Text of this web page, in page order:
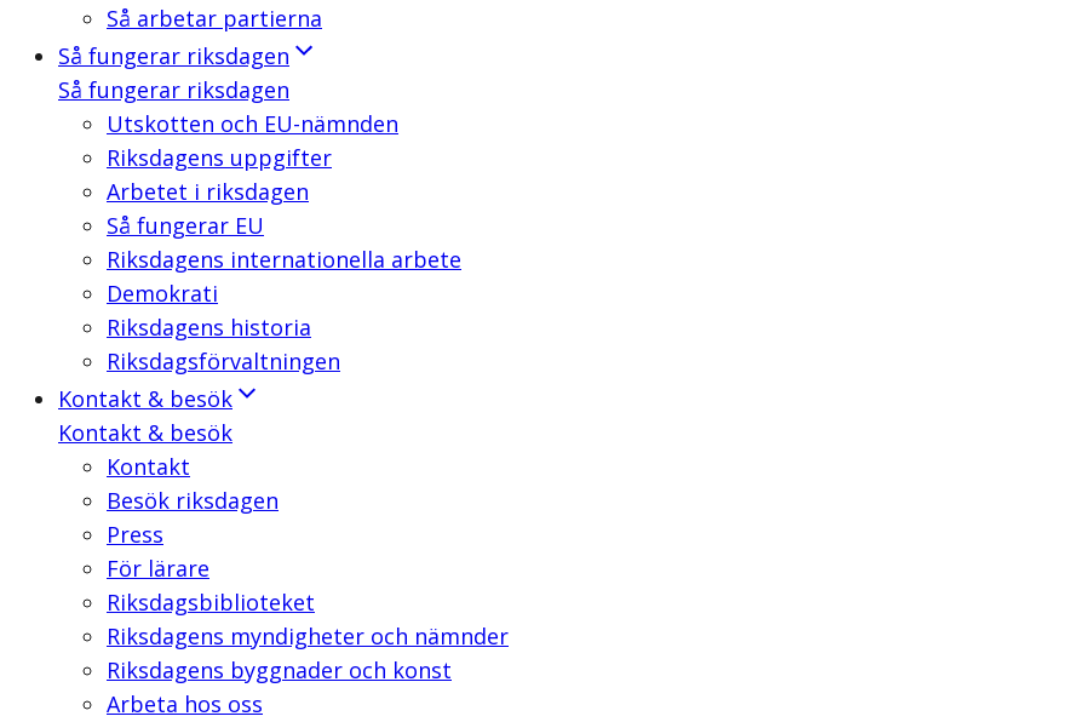
Så arbetar partierna
Så fungerar riksdagen
Så fungerar riksdagen
Utskotten och EU-nämnden
Riksdagens uppgifter
Arbetet i riksdagen
Så fungerar EU
Riksdagens internationella arbete
Demokrati
Riksdagens historia
Riksdagsförvaltningen
Kontakt & besök
Kontakt & besök
Kontakt
Besök riksdagen
Press
För lärare
Riksdagsbiblioteket
Riksdagens myndigheter och nämnder
Riksdagens byggnader och konst
Arbeta hos oss